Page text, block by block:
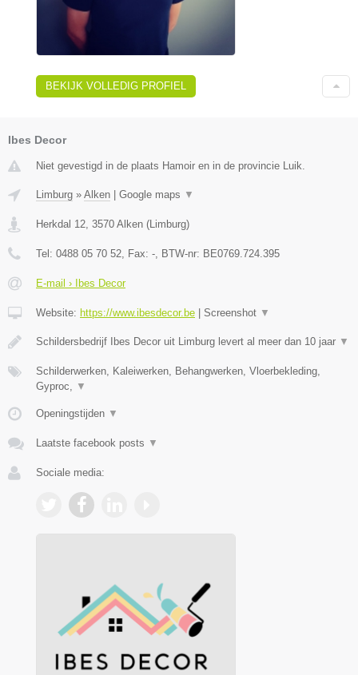
BEKIJK VOLLEDIG PROFIEL
Ibes Decor
Niet gevestigd in de plaats Hamoir en in de provincie Luik.
Limburg » Alken Google maps ▼
Herkdal 12, 3570 Alken (Limburg)
Tel: 0488 05 70 52, Fax: -, BTW-nr: BE0769.724.395
E-mail › Ibes Decor
Website: https://www.ibesdecor.be Screenshot ▼
Schildersbedrijf Ibes Decor uit Limburg levert al meer dan 10 jaar ▼
Schilderwerken, Kaleiwerken, Behangwerken, Vloerbekleding,
Gyproc, ▼
Openingstijden ▼
Laatste facebook posts ▼
Sociale media: